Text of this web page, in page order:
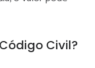
Civil?